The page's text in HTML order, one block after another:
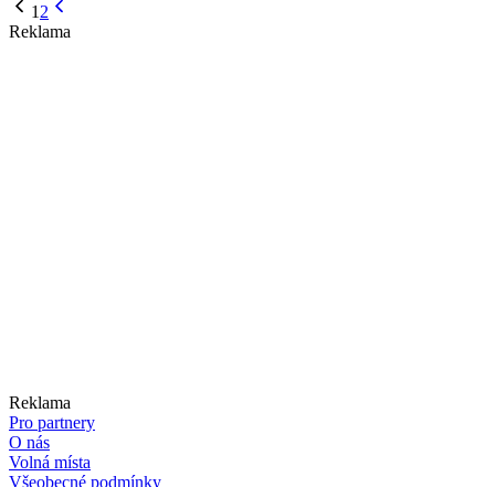
1 2
Reklama
Reklama
Pro partnery
O nás
Volná místa
Všeobecné podmínky